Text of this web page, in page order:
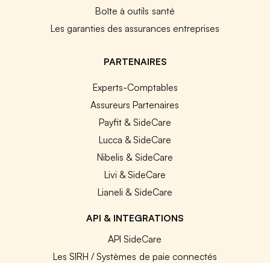
Boîte à outils santé
Les garanties des assurances entreprises
PARTENAIRES
Experts-Comptables
Assureurs Partenaires
Payfit & SideCare
Lucca & SideCare
Nibelis & SideCare
Livi & SideCare
Lianeli & SideCare
API & INTEGRATIONS
API SideCare
Les SIRH / Systèmes de paie connectés